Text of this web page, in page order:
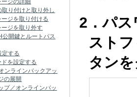
ジの詳細
り付けと取り外し
ジを取り付ける
ジを取り外す
開鍵とルートパス
定する
を設定する
ンラインバックアッ
の展開
プ／オンラインバッ
2．パ
スト
タン